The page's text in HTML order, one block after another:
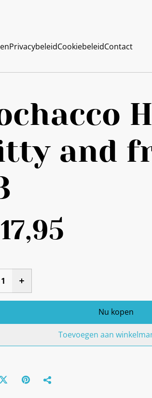
PrivacybeleidCookiebeleidContact
and
Nu kopen
Toevoegen aan